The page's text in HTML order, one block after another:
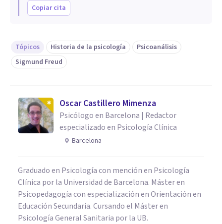
Copiar cita
Tópicos Historia de la psicología
Psicoanálisis
Sigmund Freud
Oscar Castillero Mimenza
Psicólogo en Barcelona | Redactor
especializado en Psicología Clínica
Barcelona
Graduado en Psicología con mención en Psicología
Clínica por la Universidad de Barcelona. Máster en
Psicopedagogía con especialización en Orientación en
Educación Secundaria. Cursando el Máster en
Psicología General Sanitaria por la UB.